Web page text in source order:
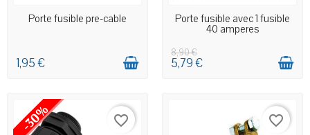
EN STOCK MAGASIN
Porte fusible pre-cable
1,95 €
EN STOCK MAGASIN
Porte fusible avec 1 fusible
40 amperes
8,90 €
5,79 €
-30% favorite_border favorite_border